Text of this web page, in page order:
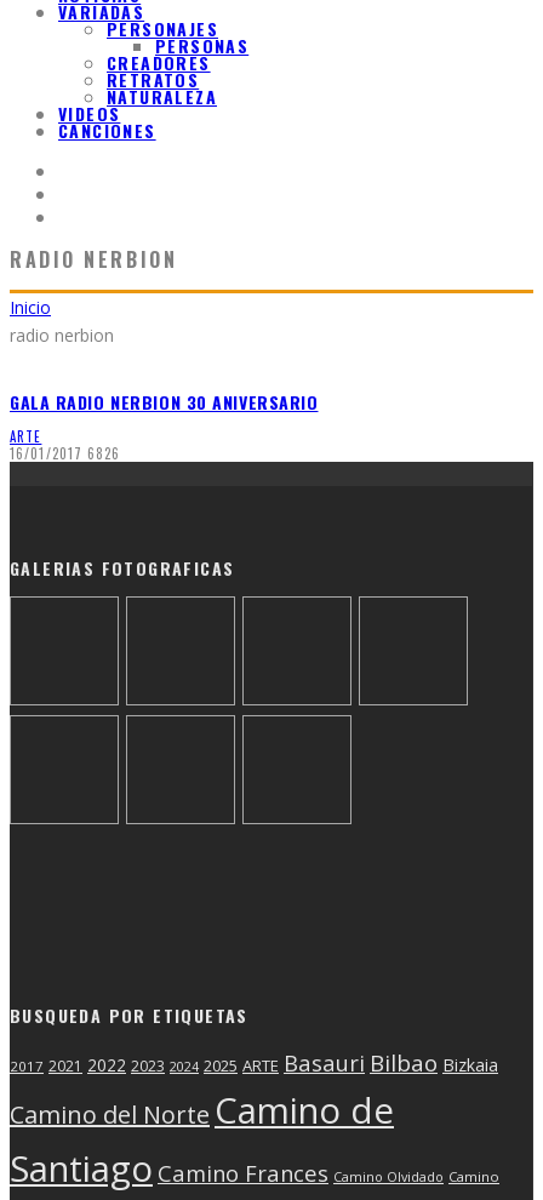
VARIADAS
PERSONAJES
PERSONAS
CREADORES
RETRATOS
NATURALEZA
VIDEOS
CANCIONES
RADIO NERBION
Inicio
radio nerbion
GALA RADIO NERBION 30 ANIVERSARIO
ARTE
16/01/2017 6826
GALERIAS FOTOGRAFICAS
BUSQUEDA POR ETIQUETAS
2017 2021 2022 2023 2024 2025 ARTE Basauri Bilbao Bizkaia
Camino del Norte Camino de
Santiago Camino Frances Camino Olvidado Camino